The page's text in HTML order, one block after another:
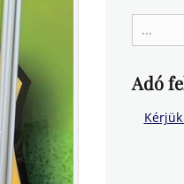
for:
Adó